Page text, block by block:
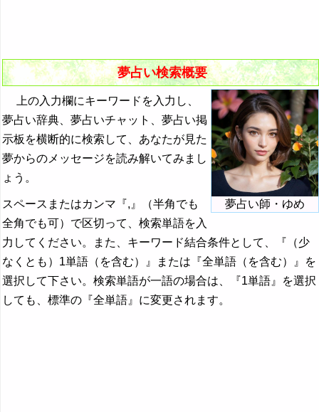
夢占い検索概要
夢占い師・ゆめ
上の入力欄にキーワードを入力し、
夢占い辞典、夢占いチャット、夢占い掲
示板を横断的に検索して、あなたが見た
夢からのメッセージを読み解いてみまし
ょう。
スペースまたはカンマ『,』（半角でも
全角でも可）で区切って、検索単語を入
力してください。また、キーワード結合条件として、『（少
なくとも）1単語（を含む）』または『全単語（を含む）』を
選択して下さい。検索単語が一語の場合は、『1単語』を選択
しても、標準の『全単語』に変更されます。